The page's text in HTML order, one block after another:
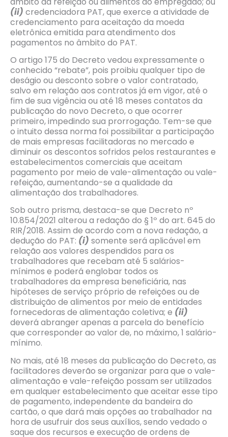
(ii) credenciadora PAT, que exerce a atividade de
credenciamento para aceitação da moeda
eletrônica emitida para atendimento dos
pagamentos no âmbito do PAT.
O artigo 175 do Decreto vedou expressamente o
conhecido “rebate”, pois proibiu qualquer tipo de
deságio ou desconto sobre o valor contratado,
salvo em relação aos contratos já em vigor, até o
fim de sua vigência ou até 18 meses contatos da
publicação do novo Decreto, o que ocorrer
primeiro, impedindo sua prorrogação. Tem-se que
o intuito dessa norma foi possibilitar a participação
de mais empresas facilitadoras no mercado e
diminuir os descontos sofridos pelos restaurantes e
estabelecimentos comerciais que aceitam
pagamento por meio de vale-alimentação ou vale-
refeição, aumentando-se a qualidade da
alimentação dos trabalhadores.
Sob outro prisma, destaca-se que Decreto nº
10.854/2021 alterou a redação do § 1º do art. 645 do
RIR/2018. Assim de acordo com a nova redação, a
dedução do PAT: (i) somente será aplicável em
relação aos valores despendidos para os
trabalhadores que recebam até 5 salários-
mínimos e poderá englobar todos os
trabalhadores da empresa beneficiária, nas
hipóteses de serviço próprio de refeições ou de
distribuição de alimentos por meio de entidades
fornecedoras de alimentação coletiva; e (ii)
deverá abranger apenas a parcela do benefício
que corresponder ao valor de, no máximo, 1 salário-
mínimo.
No mais, até 18 meses da publicação do Decreto, as
facilitadores deverão se organizar para que o vale-
alimentação e vale-refeição possam ser utilizados
em qualquer estabelecimento que aceitar esse tipo
de pagamento, independente da bandeira do
cartão, o que dará mais opções ao trabalhador na
hora de usufruir dos seus auxílios, sendo vedado o
saque dos recursos e execução de ordens de